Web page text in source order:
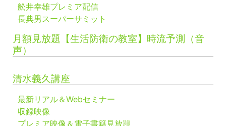
舩井幸雄プレミア配信
長典男スーパーサミット
月額見放題【生活防衛の教室】時流予測（音
声）
清水義久講座
最新リアル＆Webセミナー
収録映像
プレミア映像＆電子書籍見放題